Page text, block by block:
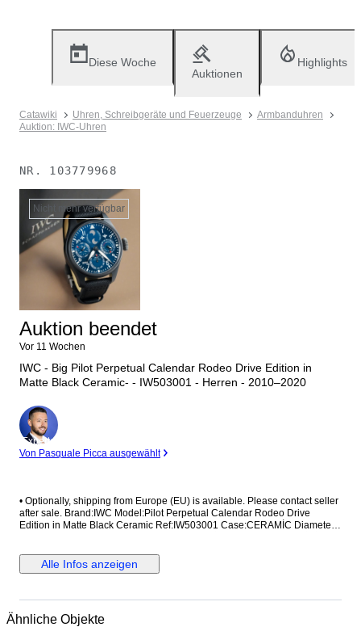
Diese Woche
Auktionen
Highlights
Catawiki Uhren, Schreibgeräte und Feuerzeuge
Armbanduhren
Auktion: IWC-Uhren
NR. 103779968
Nicht mehr verfügbar
Auktion beendet
Vor 11 Wochen
IWC - Big Pilot Perpetual Calendar Rodeo Drive Edition in
Matte Black Ceramic- - IW503001 - Herren - 2010–2020
Experte
Von Pasquale Picca ausgewählt
•⁠ ⁠Optionally, shipping from Europe (EU) is available. Please contact seller
after sale. Brand:IWC Model:Pilot Perpetual Calendar Rodeo Drive
Edition in Matte Black Ceramic Ref:IW503001 Case:CERAMİC Diameter:
and in very good condition Extras: No Box , No Papers The box shown in
the picture is a shooting accessories. Not included. Shipping via Fedex or
Alle Infos anzeigen
Ähnliche Objekte